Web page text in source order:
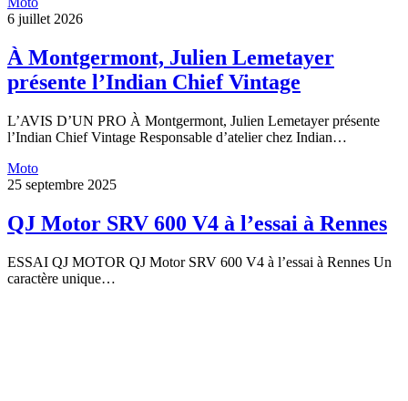
6 juillet 2026
À Montgermont, Julien Lemetayer
présente l’Indian Chief Vintage
L’AVIS D’UN PRO À Montgermont, Julien Lemetayer présente
l’Indian Chief Vintage Responsable d’atelier chez Indian…
Moto
25 septembre 2025
QJ Motor SRV 600 V4 à l’essai à Rennes
ESSAI QJ MOTOR QJ Motor SRV 600 V4 à l’essai à Rennes Un
caractère unique…